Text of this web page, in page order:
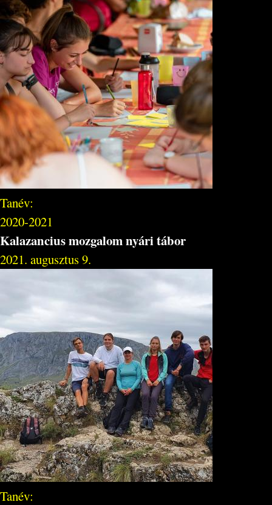
Tanév:
2020-2021
Kalazancius mozgalom nyári tábor
2021. augusztus 9.
Tanév: